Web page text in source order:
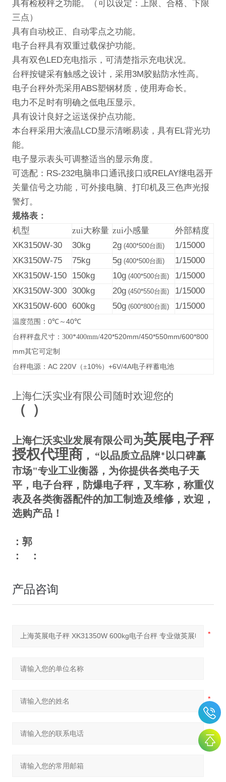
具有检校秤之功能。（可以设定： 上限 、合格、下限
三点）
具有自动校正、自动零点之功能。
电子台秤具有双重过载保护功能。
具有双色LED充电指示，可清楚指示充电状况。
台秤按键采有触感之设计，采用3M胶贴防水性高。
电子台秤外壳采用ABS塑钢材质，使用寿命长。
电力不足时有明确之低电压显示。
具有设计良好之运送保护点功能。
本台秤采用大液晶 LCD显示清晰易读，具有EL背光功
能。
电子显示表头可调整适当的显示角度。
可选配： RS-232电脑串口通讯接口 或RELAY继电器开
关量信号之功能，可外接电脑、打印机及三色声光报
警灯。
规格表：
机型
zui大称量 zui小感量
外部精度
XK3150W-30
30kg 2g(400*500台面)
1/15000
XK3150W-75
75kg 5g(400*500台面)
1/15000
XK3150W-150
150kg 10g(400*500台面)
1/15000
XK3150W-300 300kg 20g(450*550台面)
1/15000
XK3150W-600
600kg 50g(600*800台面) 1/15000
温度范围： 0℃～ 40℃
台秤秤盘尺寸：300*400mm/420*520mm/450*550mm/600*800
mm其它可定制
台秤电源： AC 220V（±10%） +6V/4A电子秤蓄电池
上海仁沃实业有限公司随时欢迎您的
（ ）
上海仁沃实业发展有限公司为英展电子秤
授权代理商 ， “以品质立品牌* 以口碑赢
市场"专业工业衡器，为你提供各类电子天
平，电子台秤，防爆电子秤，叉车称，称重仪
表及各类衡器配件的加工制造及维修，欢迎，
选购产品！
：郭
：
：
产品咨询